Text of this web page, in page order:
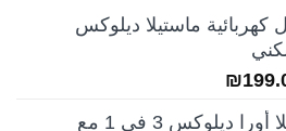
كهربائية ماستيلا ديلوكس
₪
كرسي ماستيلا أورا ديلوكس 3 في 1 مع